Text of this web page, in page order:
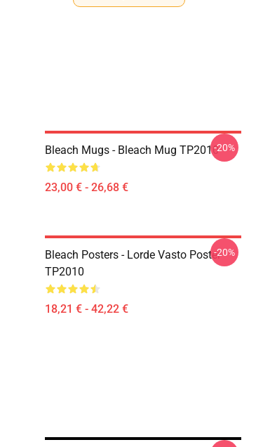
Bleach Mugs - Bleach Mug TP2010
23,00 € - 26,68 €
-20%
Bleach Posters - Lorde Vasto Poster
TP2010
18,21 € - 42,22 €
-20%